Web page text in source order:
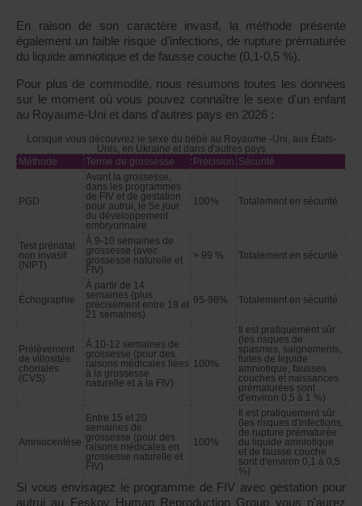
En raison de son caractère invasif, la méthode présente
également un faible risque d'infections, de rupture prématurée
du liquide amniotique et de fausse couche (0,1-0,5 %).
Pour plus de commodité, nous résumons toutes les données
sur le moment où vous pouvez connaître le sexe d'un enfant
au Royaume-Uni et dans d'autres pays en 2026 :
Lorsque vous découvrez le sexe du bébé au Royaume -Uni, aux États-
Unis, en Ukraine et dans d'autres pays
Méthode
Terme de grossesse Précision Sécurité
PGD
Avant la grossesse,
dans les programmes
de FIV et de gestation
pour autrui, le 5e jour
du développement
embryonnaire
100% Totalement en sécurité
Test prénatal
non invasif
(NIPT)
À 9-10 semaines de
grossesse (avec
grossesse naturelle et
FIV)
> 99 % Totalement en sécurité
Échographie
À partir de 14
semaines (plus
précisément entre 18 et
21 semaines)
95-98% Totalement en sécurité
Prélèvement
de villosités
choriales
(CVS)
À 10-12 semaines de
grossesse (pour des
raisons médicales liées
à la grossesse
naturelle et à la FIV)
100%
Il est pratiquement sûr
(les risques de
spasmes, saignements,
fuites de liquide
amniotique, fausses
couches et naissances
prématurées sont
d'environ 0,5 à 1 %)
Amniocentèse
Entre 15 et 20
semaines de
grossesse (pour des
raisons médicales en
grossesse naturelle et
FIV)
100%
Il est pratiquement sûr
(les risques d'infections,
de rupture prématurée
du liquide amniotique
et de fausse couche
sont d'environ 0,1 à 0,5
%)
Si vous envisagez le programme de FIV avec gestation pour
autrui au Feskov Human Reproduction Group vous n'aurez